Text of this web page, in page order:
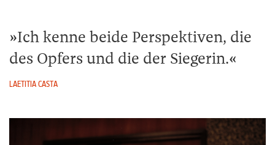
Ich kenne beide Perspektiven, die
des Opfers und die der Siegerin.
LAETITIA CASTA